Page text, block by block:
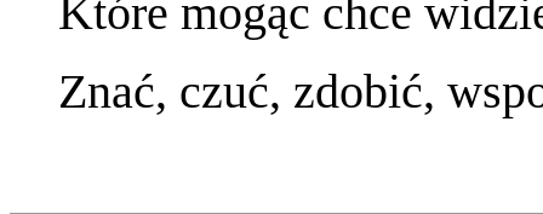
Które mogąc chce
Znać, czuć, zdobić,